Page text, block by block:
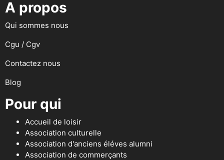
A propos
Qui sommes nous
Cgu / Cgv
Contactez nous
Blog
Pour qui
Accueil de loisir
Association culturelle
Association d'anciens éléves alumni
Association de commerçants